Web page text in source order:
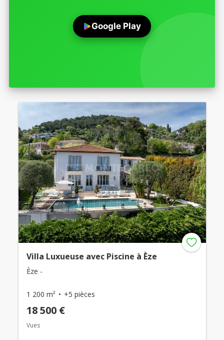
Google Play
Villa Luxueuse avec Piscine à Èze
Èze -
1 200 m² +5 pièces
18 500 €
Vues